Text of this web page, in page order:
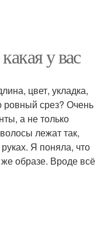
у вас
цвет, укладка,
ровный срез? Очень
а не только
лежат так,
Я поняла, что
образе. Вроде всё